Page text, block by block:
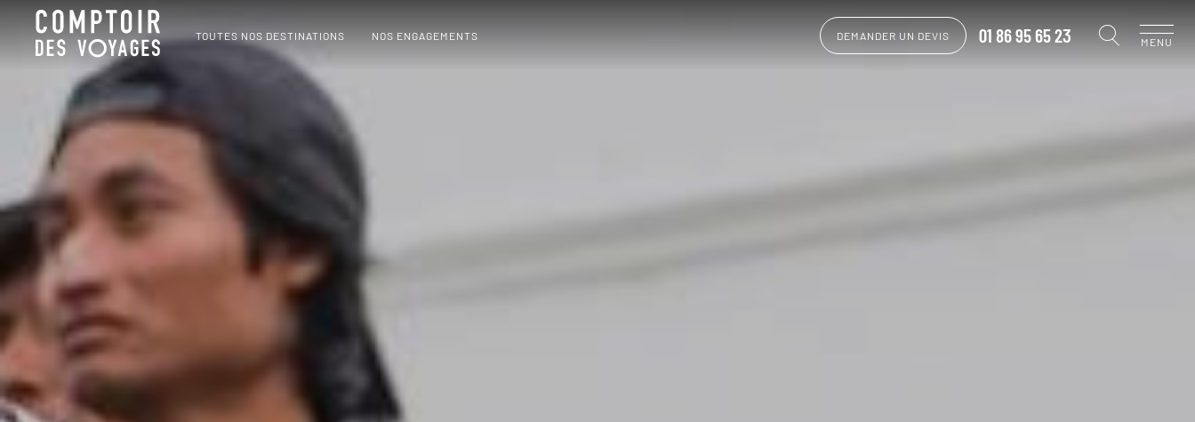
TOUTES NOS DESTINATIONS NOS ENGAGEMENTS DEMANDER UN DEVIS 01 86 95 65 23 MENU